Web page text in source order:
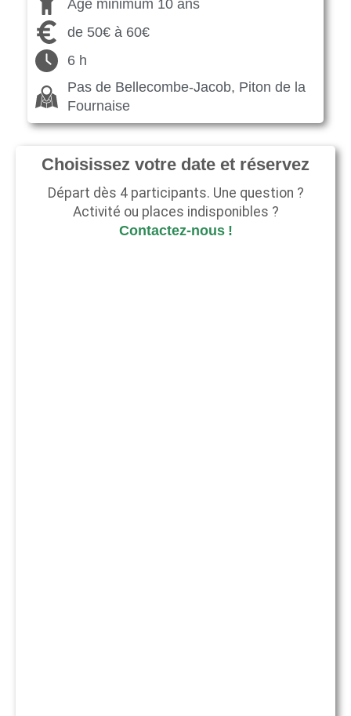
Age minimum 10 ans
de 50€ à 60€
6 h
Pas de Bellecombe-Jacob, Piton de la
Fournaise
Choisissez votre date et réservez
Départ dès 4 participants. Une question ?
Activité ou places indisponibles ?
Contactez-nous !